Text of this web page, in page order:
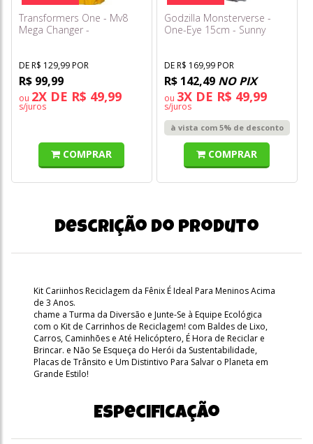
Transformers One - Mv8
Mega Changer -
DE R$ 129,99 POR
R$ 99,99
ou 2X DE R$ 49,99
s/juros
COMPRAR
Godzilla Monsterverse -
One-Eye 15cm - Sunny
DE R$ 169,99 POR
R$ 142,49 NO PIX
ou 3X DE R$ 49,99
s/juros
à vista com 5% de desconto
COMPRAR
Descrição do produto
Kit Cariinhos Reciclagem da Fênix É Ideal Para Meninos Acima
de 3 Anos.
chame a Turma da Diversão e Junte-Se à Equipe Ecológica
com o Kit de Carrinhos de Reciclagem! com Baldes de Lixo,
Carros, Caminhões e Até Helicóptero, É Hora de Reciclar e
Brincar. e Não Se Esqueça do Herói da Sustentabilidade,
Placas de Trânsito e Um Distintivo Para Salvar o Planeta em
Grande Estilo!
Especificação